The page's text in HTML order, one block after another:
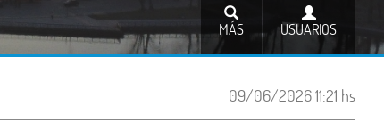
USUARIOS
MÁS
09/06/2026 11:21 hs